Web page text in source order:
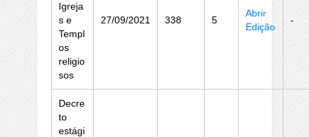
Igreja
s e
Templ
os
religio
sos
27/09/2021 338 5
Abrir
Edição
-
Decre
to
estági